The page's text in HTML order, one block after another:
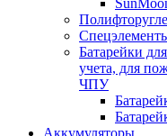
Батарейки
учета, для
ЧПУ
Аккумуляторы